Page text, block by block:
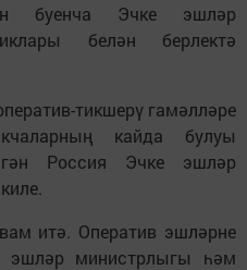
буенча Эчке эшләр
белән берлектә
тикшерү гамәлләре
кайда булуы
Россия Эчке эшләр
итә. Оператив эшләрне
эшләр министрлыгы һәм